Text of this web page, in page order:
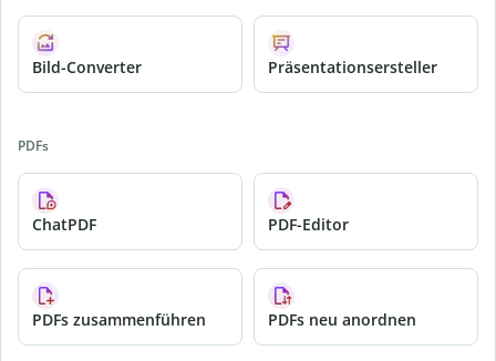
Bild-Converter Präsentationsersteller
PDFs
ChatPDF PDF-Editor
PDFs zusammenführen PDFs neu anordnen